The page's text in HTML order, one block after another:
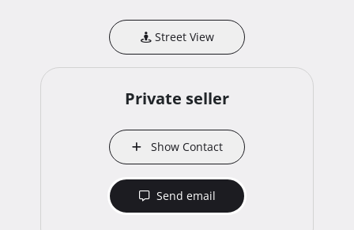
Street View
Private seller
Show Contact
Send email